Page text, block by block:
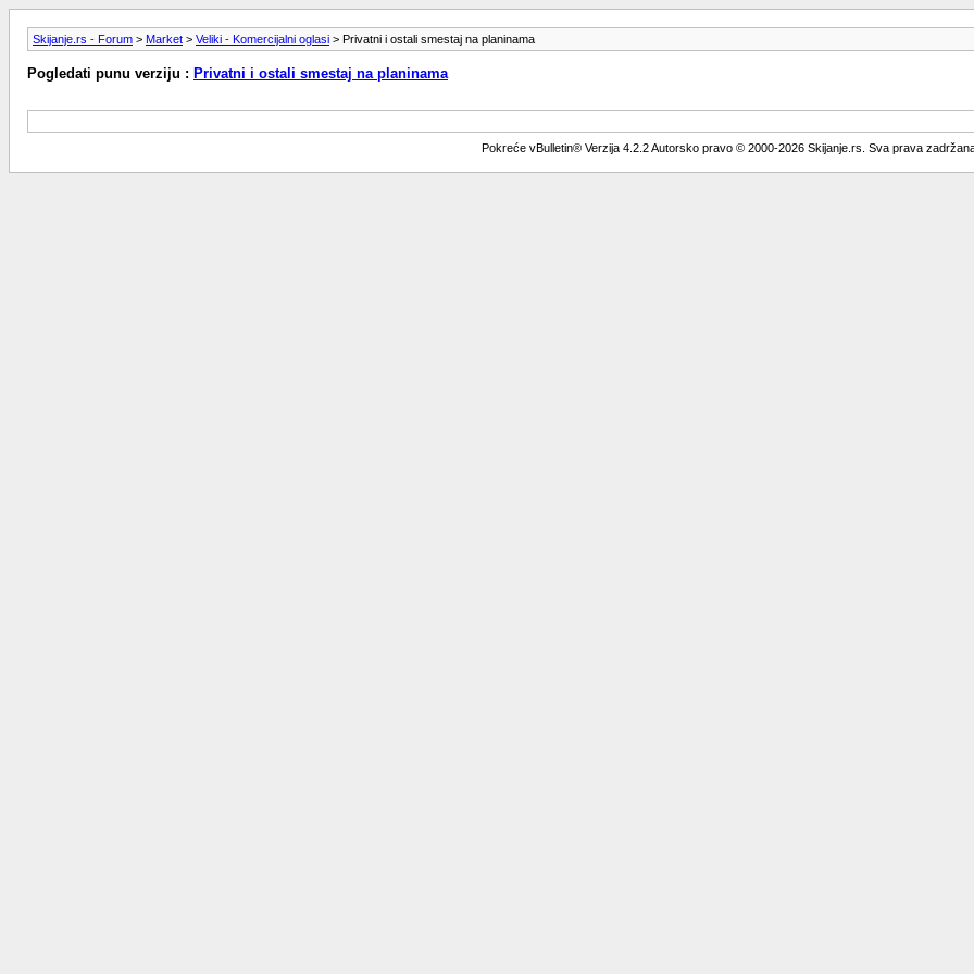
Skijanje.rs - Forum > Market > Veliki - Komercijalni oglasi > Privatni i ostali smestaj na planinama
Pogledati punu verziju : Privatni i ostali smestaj na planinama
Pokreće vBulletin® Verzija 4.2.2 Autorsko pravo © 2000-2026 Skijanje.rs. Sva prava